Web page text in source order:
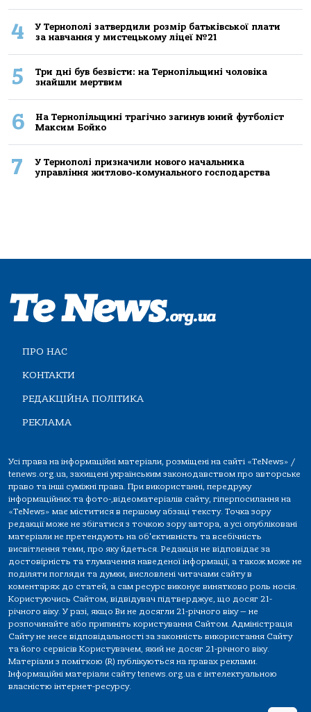
4
У Тернополі затвердили розмір батьківської плати
за навчання у мистецькому ліцеї №21
5
Три дні був безвісти: на Тернопільщині чоловіка
знайшли мертвим
6
На Тернопільщині трагічно загинув юний футболіст
Максим Бойко
7
У Тернополі призначили нового начальника
управління житлово-комунального господарства
ПРО НАС
КОНТАКТИ
РЕДАКЦІЙНА ПОЛІТИКА
РЕКЛАМА
Усі права на інформаційні матеріали, розміщені на сайті «TeNews» /
tenews.org.ua, захищені українським законодавством про авторське
право та інші суміжні права. При використанні, передруку
інформаційних та фото-,відеоматеріалів сайту, гіперпосилання на
«TeNews» має міститися в першому абзаці тексту. Точка зору
редакції може не збігатися з точкою зору автора, а усі опубліковані
матеріали не претендують на об'єктивність та всебічність
висвітлення теми, про яку йдеться. Редакція не відповідає за
достовірність та тлумачення наведеної інформації, а також може не
поділяти погляди та думки, висловлені читачами сайту в
коментарях до статей, а сам ресурс виконує винятково роль носія.
Користуючись Сайтом, відвідувач підтверджує, що досяг 21-
річного віку. У разі, якщо Ви не досягли 21-річного віку — не
розпочинайте або припиніть користування Сайтом. Адміністрація
Сайту не несе відповідальності за законність використання Сайту
та його сервісів Користувачем, який не досяг 21-річного віку.
Матеріали з поміткою (R) публікуються на правах реклами.
Інформаційні матеріали сайту tenews.org.ua є інтелектуальною
власністю інтернет-ресурсу.